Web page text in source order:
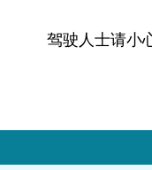
驾驶人士请小心